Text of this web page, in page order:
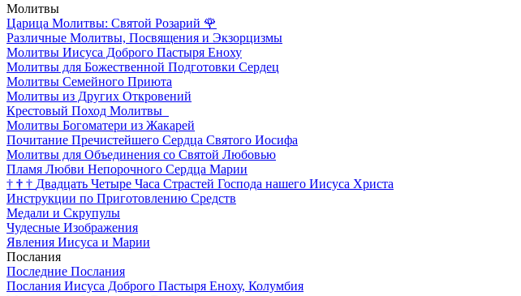
Молитвы
Царица Молитвы: Святой Розарий 🌹
Различные Молитвы, Посвящения и Экзорцизмы
Молитвы Иисуса Доброго Пастыря Еноху
Молитвы для Божественной Подготовки Сердец
Молитвы Семейного Приюта
Молитвы из Других Откровений
Крестовый Поход Молитвы
Молитвы Богоматери из Жакарей
Почитание Пречистейшего Сердца Святого Иосифа
Молитвы для Объединения со Святой Любовью
Пламя Любви Непорочного Сердца Марии
† † † Двадцать Четыре Часа Страстей Господа нашего Иисуса Христа
Инструкции по Приготовлению Средств
Медали и Скрупулы
Чудесные Изображения
Явления Иисуса и Марии
Послания
Последние Послания
Послания Иисуса Доброго Пастыря Еноху, Колумбия